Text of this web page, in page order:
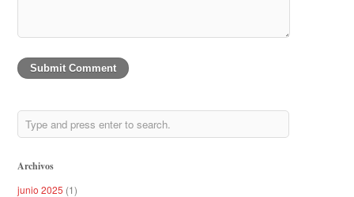
Archivos
junio 2025 (1)